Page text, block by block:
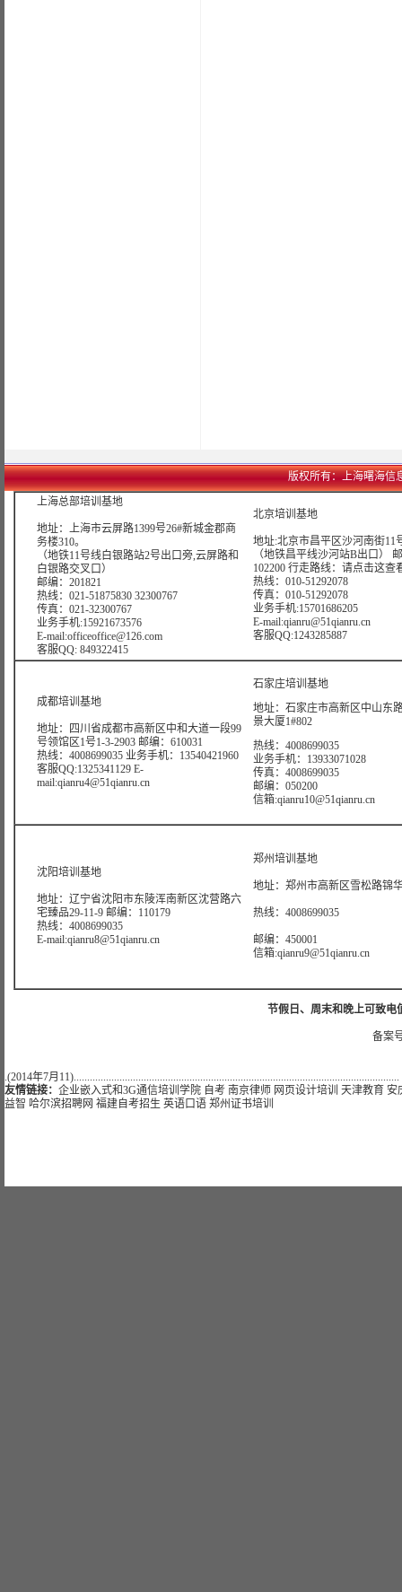
版权所有：上海曙海信
上海总部培训基地
地址：上海市云屏路1399号26#新城金郡商
务楼310。
（地铁11号线白银路站2号出口旁,云屏路和
白银路交叉口）
邮编：201821
热线：021-51875830 32300767
传真：021-32300767
业务手机:15921673576
E-mail:officeoffice@126.com
客服QQ: 849322415
北京培训基地
地址:北京市昌平区沙河南街11
（地铁昌平线沙河站B出口）
102200 行走路线： 请点击这查
热线：010-51292078
传真：010-51292078
业务手机:15701686205
E-mail:qianru@51qianru.cn
客服QQ:1243285887
成都培训基地
地址：四川省成都市高新区中和大道一段99
号领馆区1号1-3-2903 邮编：610031
热线：4008699035 业务手机：13540421960
客服QQ:1325341129 E-
mail:qianru4@51qianru.cn
石家庄培训基地
地址：石家庄市高新区中山东
景大厦1#802
热线：4008699035
业务手机：13933071028
传真：4008699035
邮编：050200
信箱:qianru10@51qianru.cn
沈阳培训基地
地址：辽宁省沈阳市东陵浑南新区沈营路六
宅臻品29-11-9 邮编：110179
热线：4008699035
E-mail:qianru8@51qianru.cn
郑州培训基地
地址：郑州市高新区雪松路锦
热线：4008699035
邮编：450001
信箱:qianru9@51qianru.cn
节假日、周末和晚上可致电
备案
.(2014年7月11).........................................................................................................................
友情链接： 企业嵌入式和3G通信培训学院 自考 南京律师 网页设计培训 天津教育 安
益智 哈尔滨招聘网 福建自考招生 英语口语 郑州证书培训